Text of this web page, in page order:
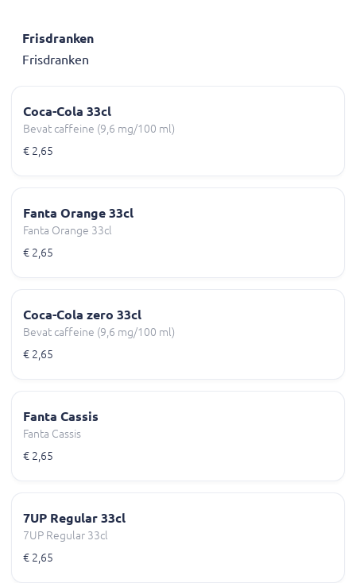
Frisdranken
Frisdranken
Coca-Cola 33cl
Bevat caffeine (9,6 mg/100 ml)
€ 2,65
Fanta Orange 33cl
Fanta Orange 33cl
€ 2,65
Coca-Cola zero 33cl
Bevat caffeine (9,6 mg/100 ml)
€ 2,65
Fanta Cassis
Fanta Cassis
€ 2,65
7UP Regular 33cl
7UP Regular 33cl
€ 2,65